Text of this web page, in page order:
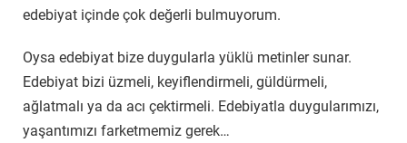
edebiyat içinde çok değerli bulmuyorum.
Oysa edebiyat bize duygularla yüklü metinler sunar.
Edebiyat bizi üzmeli, keyiflendirmeli, güldürmeli,
ağlatmalı ya da acı çektirmeli. Edebiyatla duygularımızı,
yaşantımızı farketmemiz gerek…